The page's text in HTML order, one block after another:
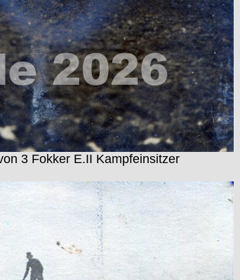
3 Fokker E.II Kampfeinsitzer